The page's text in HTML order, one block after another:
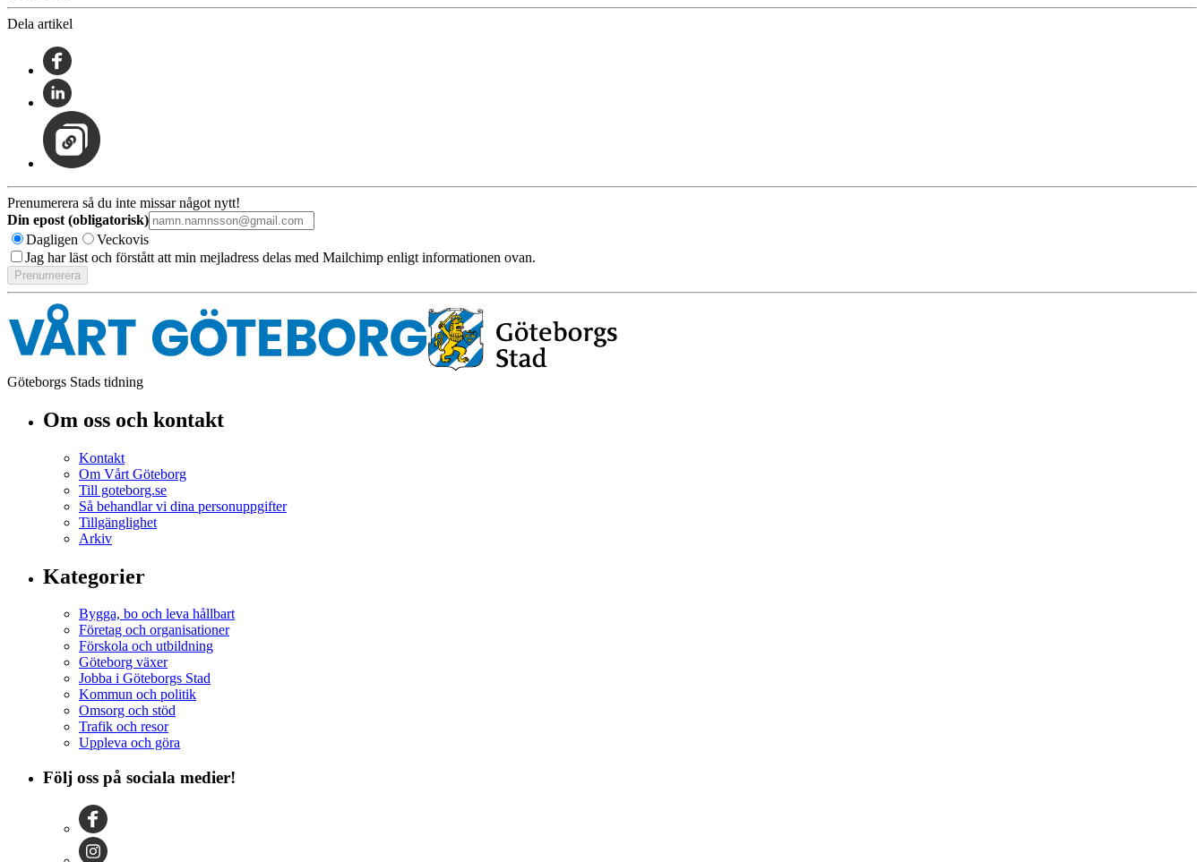
Dela artikel
Prenumerera så du inte missar något nytt!
Din epost (obligatorisk)
Dagligen
Veckovis
Jag har läst och förstått att min mejladress delas med Mailchimp enligt informationen ovan.
Göteborgs Stads tidning
Om oss och kontakt
Kontakt
Om Vårt Göteborg
Till goteborg.se
Så behandlar vi dina personuppgifter
Tillgänglighet
Arkiv
Kategorier
Bygga, bo och leva hållbart
Företag och organisationer
Förskola och utbildning
Göteborg växer
Jobba i Göteborgs Stad
Kommun och politik
Omsorg och stöd
Trafik och resor
Uppleva och göra
Följ oss på sociala medier!